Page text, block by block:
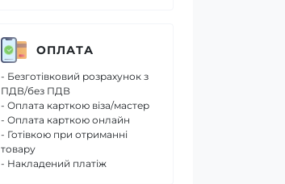
ОПЛАТА
- Безготівковий розрахунок з
ПДВ/без ПДВ
- Оплата карткою віза/мастер
- Оплата карткою онлайн
- Готівкою при отриманні
товару
- Накладений платіж